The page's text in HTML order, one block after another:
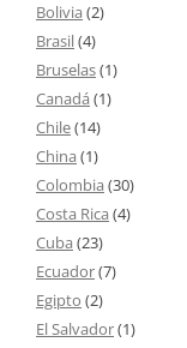
Bolivia (2)
Brasil(4)
Bruselas(1)
Canadá (1)
Chile(14)
China (1)
Colombia (30)
Costa Rica (4)
Cuba (23)
Ecuador(7)
Egipto (2)
El Salvador(1)